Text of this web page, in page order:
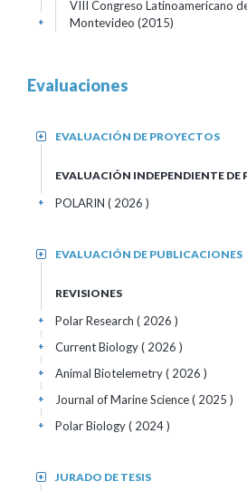
VIII Congreso Latinoamericano
Montevideo (2015)
+
Evaluaciones
EVALUACIÓN DE PROYECTOS
+
EVALUACIÓN INDEPENDIENTE DE
POLARIN ( 2026 )
+
EVALUACIÓN DE PUBLICACIONES
+
REVISIONES
Polar Research ( 2026 )
+
Current Biology( 2026 )
+
Animal Biotelemetry( 2026 )
+
Journal of Marine Science( 2025 )
+
Polar Biology( 2024 )
+
JURADO DE TESIS
+